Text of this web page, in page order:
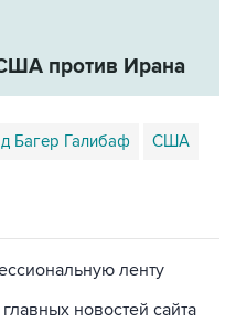
против Ирана
Багер Галибаф США
ленту
новостей сайта